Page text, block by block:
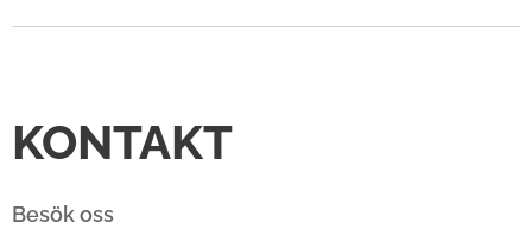
KONTAKT
Besök oss